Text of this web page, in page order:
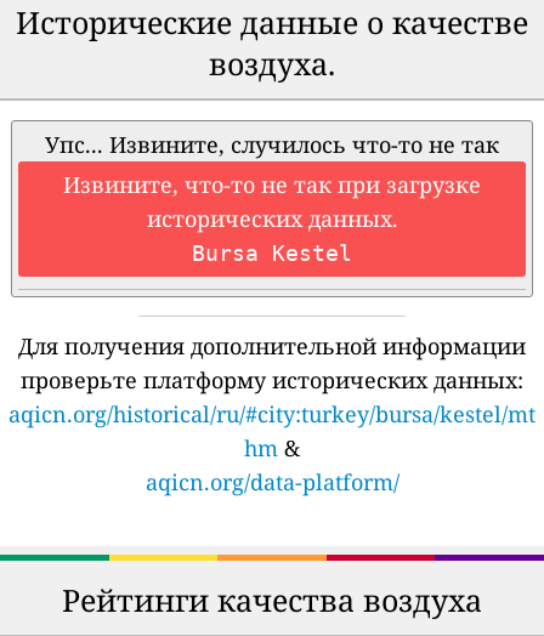
Исторические данные о качестве
воздуха.
Упс... Извините, случилось что-то не так
Извините, что-то не так при загрузке
исторических данных.
Bursa Kestel
Для получения дополнительной информации
проверьте платформу исторических данных:
aqicn.org/historical/ru/#city:turkey/bursa/kestel/mt
hm &
aqicn.org/data-platform/
Рейтинги качества воздуха